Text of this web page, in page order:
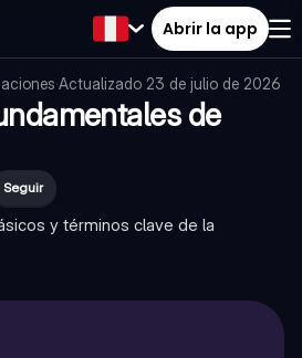
Abrir la app
·Actualizado 23 de julio de 2026
de
Seguir
y términos clave de la